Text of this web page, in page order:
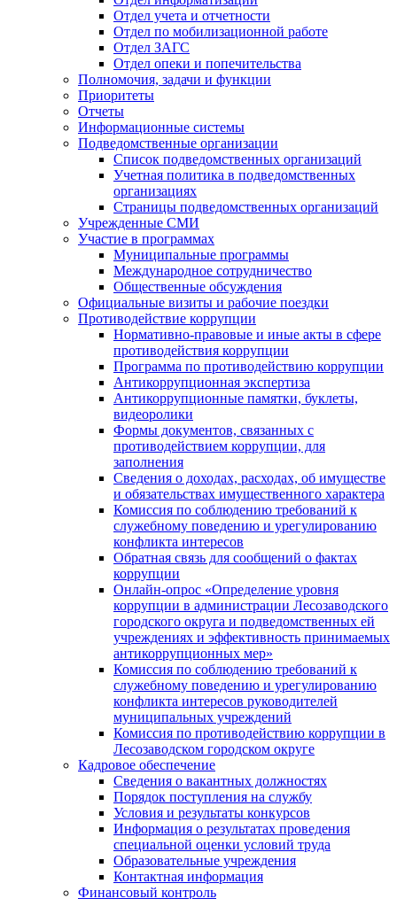
Отдел учета и отчетности
Отдел по мобилизационной работе
Отдел ЗАГС
Отдел опеки и попечительства
Полномочия, задачи и функции
Приоритеты
Отчеты
Информационные системы
Подведомственные организации
Список подведомственных организаций
Учетная политика в подведомственных
организациях
Страницы подведомственных организаций
Учрежденные СМИ
Участие в программах
Муниципальные программы
Международное сотрудничество
Общественные обсуждения
Официальные визиты и рабочие поездки
Противодействие коррупции
Нормативно-правовые и иные акты в сфере
противодействия коррупции
Программа по противодействию коррупции
Антикоррупционная экспертиза
Антикоррупционные памятки, буклеты,
видеоролики
Формы документов, связанных с
противодействием коррупции, для
заполнения
Сведения о доходах, расходах, об имуществе
и обязательствах имущественного характера
Комиссия по соблюдению требований к
служебному поведению и урегулированию
конфликта интересов
Обратная связь для сообщений о фактах
коррупции
Онлайн-опрос «Определение уровня
коррупции в администрации Лесозаводского
городского округа и подведомственных ей
учреждениях и эффективность принимаемых
антикоррупционных мер»
Комиссия по соблюдению требований к
служебному поведению и урегулированию
конфликта интересов руководителей
муниципальных учреждений
Комиссия по противодействию коррупции в
Лесозаводском городском округе
Кадровое обеспечение
Сведения о вакантных должностях
Порядок поступления на службу
Условия и результаты конкурсов
Информация о результатах проведения
специальной оценки условий труда
Образовательные учреждения
Контактная информация
Финансовый контроль